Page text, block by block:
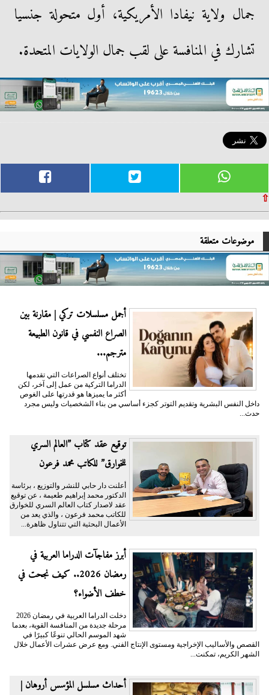
جمال ولاية نيفادا الأمريكية، أول متحولة جنسيا
تشارك في المنافسة على لقب جمال الولايات المتحدة.
⇧
موضوعات متعلقة
أجمل مسلسلات تركي | مقارنة بين
الصراع النفسي في قانون الطبيعة
مترجم...
تختلف أنواع الصراعات التي تقدمها
الدراما التركية من عمل إلى آخر، لكن
أكثر ما يميزها هو قدرتها على الغوص
داخل النفس البشرية وتقديم التوتر كجزء أساسي من بناء الشخصيات وليس مجرد
حدث...
توقيع عقد كتاب ”العالم السري
للخوارق” للكاتب محمد فرعون
أعلنت دار حابي للنشر والتوزيع ، برئاسة
الدكتور محمد إبراهيم طعيمة ، عن توقيع
عقد لاصدار كتاب العالم السري للخوارق
للكاتب محمد فرعون ، والذي يعد من
الأعمال البحثية التي تتناول ظاهرة...
أبرز مفاجآت الدراما العربية في
رمضان 2026.. كيف نجحت في
خطف الأضواء؟
دخلت الدراما العربية في رمضان 2026
مرحلة جديدة من المنافسة القوية، بعدما
شهد الموسم الحالي تنوعًا كبيرًا في
القصص والأساليب الإخراجية ومستوى الإنتاج الفني. ومع عرض عشرات الأعمال خلال
الشهر الكريم، تمكنت...
أحداث مسلسل المؤسس أروهان |